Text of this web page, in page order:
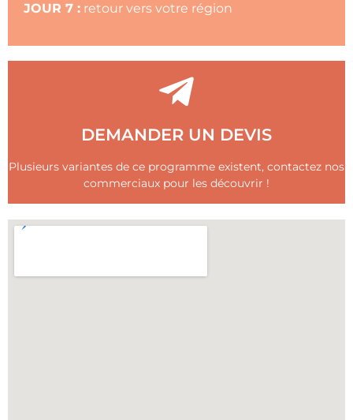
JOUR 7 : retour vers votre région
DEMANDER UN DEVIS
Plusieurs variantes de ce programme existent, contactez nos
commerciaux pour les découvrir !
DEMANDER UN DEVIS
brefs délais
NOUS CONTACTER